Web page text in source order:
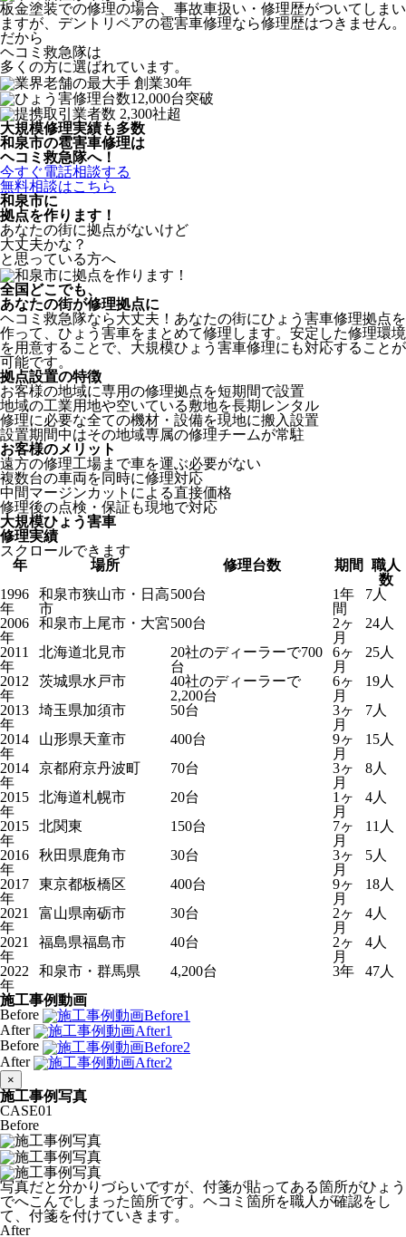
板金塗装での修理の場合、事故車扱い・修理歴がついてしまい
ますが、デントリペアの雹害車修理なら修理歴はつきません。
だから
ヘコミ救急隊は
多くの方に選ばれています。
大規模修理実績も多数
和泉市の雹害車修理は
ヘコミ救急隊へ！
今すぐ電話相談する
無料相談はこちら
和泉市に
拠点を作ります！
あなたの街に拠点がないけど
大丈夫かな？
と思っている方へ
全国どこでも、
あなたの街が修理拠点に
ヘコミ救急隊なら大丈夫！あなたの街にひょう害車修理拠点を
作って、ひょう害車をまとめて修理します。安定した修理環境
を用意することで、大規模ひょう害車修理にも対応することが
可能です。
拠点設置の特徴
お客様の地域に専用の修理拠点を短期間で設置
地域の工業用地や空いている敷地を長期レンタル
修理に必要な全ての機材・設備を現地に搬入設置
設置期間中はその地域専属の修理チームが常駐
お客様のメリット
遠方の修理工場まで車を運ぶ必要がない
複数台の車両を同時に修理対応
中間マージンカットによる直接価格
修理後の点検・保証も現地で対応
大規模ひょう害車
修理実績
スクロールできます
年
場所 修理台数 期間
職人
数
1996
年
和泉市狭山市・日高
市
500台
1年
間
7人
2006
年
和泉市上尾市・大宮500台
2ヶ
月
24人
2011
年
北海道北見市
20社のディーラーで700
台
6ヶ
月
25人
2012
年
茨城県水戸市
40社のディーラーで
2,200台
6ヶ
月
19人
2013
年
埼玉県加須市 50台
3ヶ
月
7人
2014
年
山形県天童市 400台
9ヶ
月
15人
2014
年
京都府京丹波町 70台
3ヶ
月
8人
2015
年
北海道札幌市 20台
1ヶ
月
4人
2015
年
北関東 150台
7ヶ
月
11人
2016
年
秋田県鹿角市 30台
3ヶ
月
5人
2017
年
東京都板橋区 400台
9ヶ
月
18人
2021
年
富山県南砺市 30台
2ヶ
月
4人
2021
年
福島県福島市 40台
2ヶ
月
4人
2022
年
和泉市・群馬県 4,200台 3年
47人
施工事例動画
Before
After
Before
After
×
施工事例写真
CASE01
Before
写真だと分かりづらいですが、付箋が貼ってある箇所がひょう
でへこんでしまった箇所です。ヘコミ箇所を職人が確認をし
て、付箋を付けていきます。
After